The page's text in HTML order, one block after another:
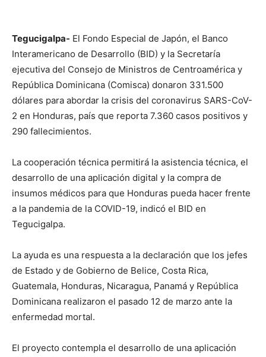
Tegucigalpa- El Fondo Especial de Japón, el Banco
Interamericano de Desarrollo (BID) y la Secretaría
ejecutiva del Consejo de Ministros de Centroamérica y
República Dominicana (Comisca) donaron 331.500
dólares para abordar la crisis del coronavirus SARS-CoV-
2 en Honduras, país que reporta 7.360 casos positivos y
290 fallecimientos.
La cooperación técnica permitirá la asistencia técnica, el
desarrollo de una aplicación digital y la compra de
insumos médicos para que Honduras pueda hacer frente
a la pandemia de la COVID-19, indicó el BID en
Tegucigalpa.
La ayuda es una respuesta a la declaración que los jefes
de Estado y de Gobierno de Belice, Costa Rica,
Guatemala, Honduras, Nicaragua, Panamá y República
Dominicana realizaron el pasado 12 de marzo ante la
enfermedad mortal.
El proyecto contempla el desarrollo de una aplicación